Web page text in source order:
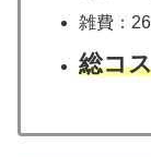
雑費：
総コ